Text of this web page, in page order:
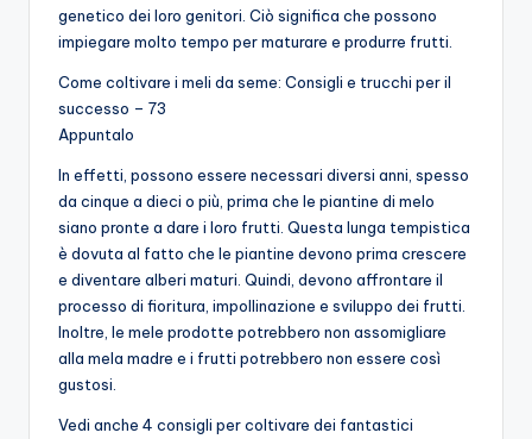
genetico dei loro genitori. Ciò significa che possono
impiegare molto tempo per maturare e produrre frutti.
Come coltivare i meli da seme: Consigli e trucchi per il
successo – 73
Appuntalo
In effetti, possono essere necessari diversi anni, spesso
da cinque a dieci o più, prima che le piantine di melo
siano pronte a dare i loro frutti. Questa lunga tempistica
è dovuta al fatto che le piantine devono prima crescere
e diventare alberi maturi. Quindi, devono affrontare il
processo di fioritura, impollinazione e sviluppo dei frutti.
Inoltre, le mele prodotte potrebbero non assomigliare
alla mela madre e i frutti potrebbero non essere così
gustosi.
Vedi anche 4 consigli per coltivare dei fantastici